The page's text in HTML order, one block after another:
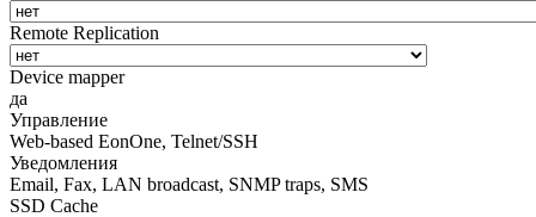
Remote Replication
Device mapper
да
Управление
Web-based EonOne, Telnet/SSH
Уведомления
Email, Fax, LAN broadcast, SNMP traps, SMS
SSD Cache